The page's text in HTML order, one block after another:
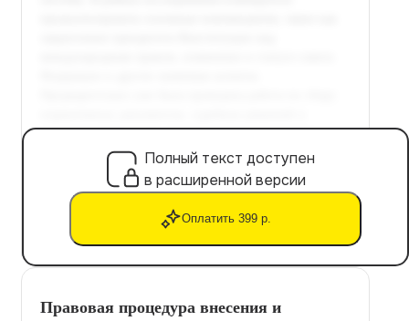
Полный текст доступен
в расширенной версии
Оплатить 399 р.
Правовая процедура внесения и